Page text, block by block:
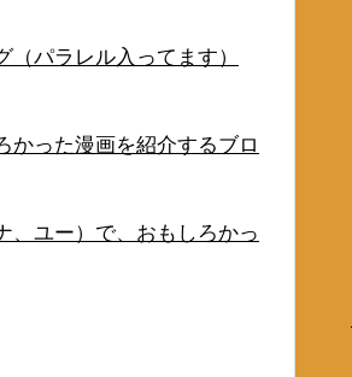
パラレル入ってます）
かった漫画を紹介するブロ
、ユー）で、おもしろかっ